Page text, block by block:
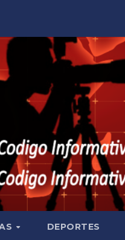
DEPORTES